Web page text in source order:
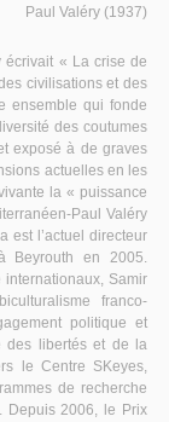
Paul Valéry (1937)
écrivait « La crise de
civilisations et des
ensemble qui fonde
des coutumes
exposé à de graves
actuelles en les
la « puissance
Paul Valéry
est l’actuel directeur
Beyrouth en 2005.
Samir
franco-
politique et
des libertés et de la
le Centre SKeyes,
de recherche
Depuis 2006, le Prix